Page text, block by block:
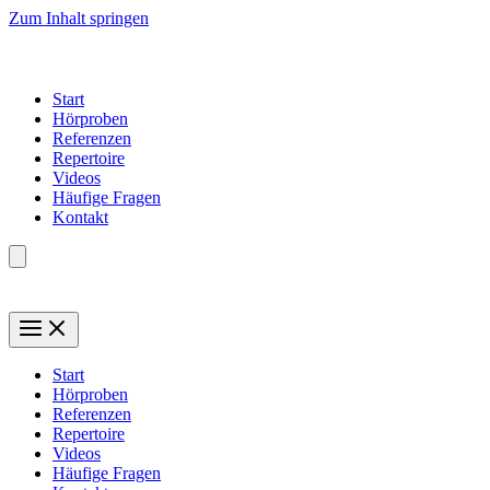
Zum Inhalt springen
Start
Hörproben
Referenzen
Repertoire
Videos
Häufige Fragen
Kontakt
Start
Hörproben
Referenzen
Repertoire
Videos
Häufige Fragen